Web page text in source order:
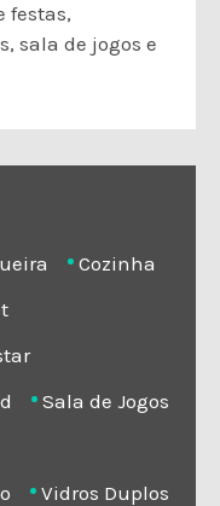
festas,
sala de jogos e
Cozinha
Sala de Jogos
Vidros Duplos